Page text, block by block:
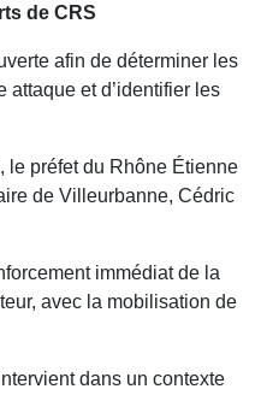
de CRS
afin de déterminer les
attaque et d’identifier les
le préfet du Rhône Étienne
de Villeurbanne, Cédric
immédiat de la
avec la mobilisation de
dans un contexte